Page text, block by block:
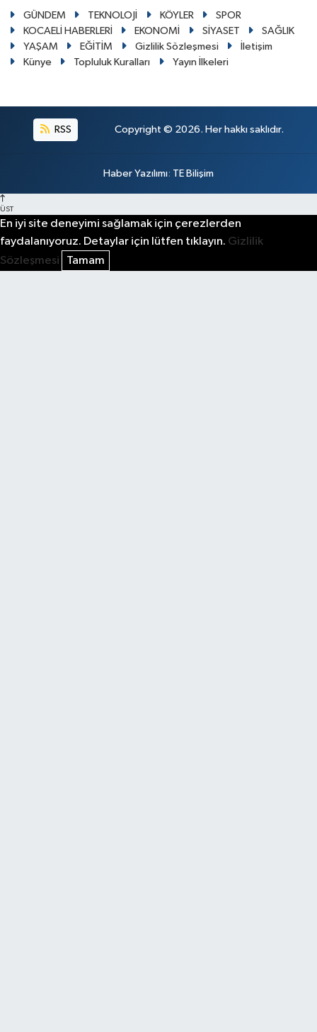
GÜNDEM TEKNOLOJİ KÖYLER
SPOR
KOCAELİ HABERLERİ
EKONOMİ SİYASET
SAĞLIK
YAŞAM
EĞİTİM Gizlilik Sözleşmesi
İletişim
Künye
Topluluk Kuralları Yayın İlkeleri
RSS Copyright © 2026. Her hakkı saklıdır.
Haber Yazılımı: TE Bilişim
ÜST
En iyi site deneyimi sağlamak için çerezlerden
faydalanıyoruz. Detaylar için lütfen tıklayın. Gizlilik
Sözleşmesi
Tamam